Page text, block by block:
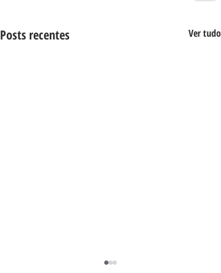
Posts recentes Ver tudo